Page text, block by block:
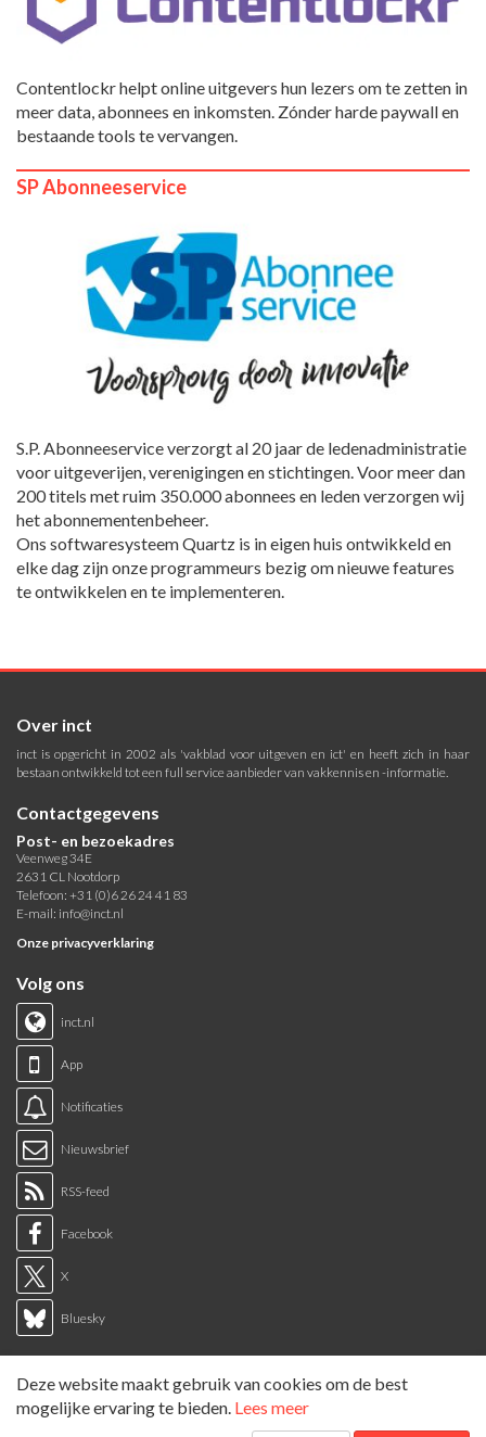
Contentlockr helpt online uitgevers hun lezers om te zetten in
meer data, abonnees en inkomsten. Zónder harde paywall en
bestaande tools te vervangen.
SP Abonneeservice
S.P. Abonneeservice verzorgt al 20 jaar de ledenadministratie
voor uitgeverijen, verenigingen en stichtingen. Voor meer dan
200 titels met ruim 350.000 abonnees en leden verzorgen wij
het abonnementenbeheer.
Ons softwaresysteem Quartz is in eigen huis ontwikkeld en
elke dag zijn onze programmeurs bezig om nieuwe features
te ontwikkelen en te implementeren.
Over inct
inct is opgericht in 2002 als 'vakblad voor uitgeven en ict' en heeft zich in haar
bestaan ontwikkeld tot een full service aanbieder van vakkennis en -informatie.
Contactgegevens
Post- en bezoekadres
Veenweg 34E
2631 CL Nootdorp
Telefoon: +31 (0)6 26 24 41 83
E-mail: info@inct.nl
Onze privacyverklaring
Volg ons
inct.nl
App
Notificaties
Nieuwsbrief
RSS-feed
Facebook
X
Bluesky
Sitemap
Tags overzicht
Deze website maakt gebruik van cookies om de best
mogelijke ervaring te bieden. Lees meer